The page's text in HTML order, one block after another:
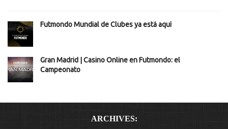
Futmondo Mundial de Clubes ya está aquí
Gran Madrid | Casino Online en Futmondo: el
Campeonato
ARCHIVES: